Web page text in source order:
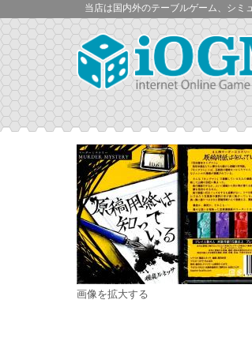
当店は国内外のテーブルゲーム、シミ
画像を拡大する